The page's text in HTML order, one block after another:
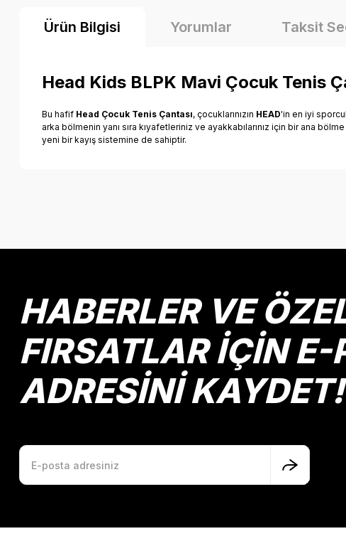
Ürün Bilgisi Yorumlar Taksit
Head Kids BLPK Mavi Çocuk Tenis
Bu hafif Head Çocuk Tenis Çantası, çocuklarınızın HEAD'in en iyi
arka bölmenin yanı sıra kıyafetleriniz ve ayakkabılarınız için bir ana
yeni bir kayış sistemine de sahiptir.
Ürün resmi kalitesiz, bozuk veya görüntülenemiyor.
Ürün fiyatı diğer sitelerden daha pahalı.
HABERLER VE
FIRSATLAR İÇİN E-
ADRESİNİ KAYDET!